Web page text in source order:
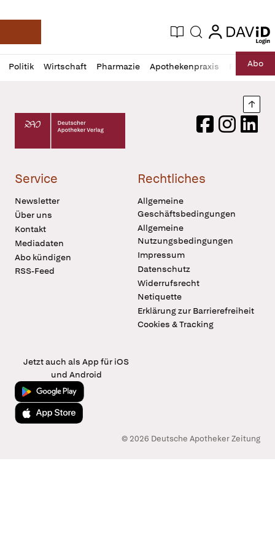
Deutsche Apotheker Zeitung
Aktuelle Ausgabe
Suche login
login
Politik Wirtschaft Pharmazie Apothekenpraxis RechtAbo
Profil
öffnen
Daz
Pur
Deutscher Apotheker Verlag Logo
FacebookInstagram
Service
Newsletter
Über uns
Kontakt
Mediadaten
Abo kündigen
RSS-Feed
Rechtliches
Allgemeine
Geschäftsbedingungen
Allgemeine
Nutzungsbedingungen
Impressum
Datenschutz
Widerrufsrecht
Netiquette
Erklärung zur Barrierefreiheit
Cookies & Tracking
Jetzt auch als App für iOS
und Android
Jetzt bei Google Play
Laden im App Store
© 2026 Deutsche Apotheker Zeitung